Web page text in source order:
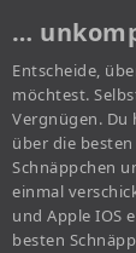
…
Entscheide,
möchtest.
Vergnügen. Du
über die
Schnäppchen
einmal
und Apple IOS
besten